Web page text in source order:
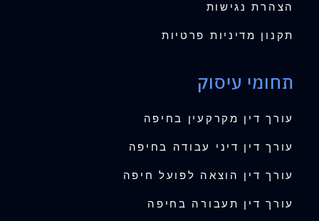
הצהרת נגישות
תקנון מדיניות פרטיות
תחומי עיסוק
עורך דין מקרקעין בחיפה
עורך דין דיני עבודה בחיפה
עורך דין הוצאה לפועל חיפה
עורך דין תעבורה בחיפה